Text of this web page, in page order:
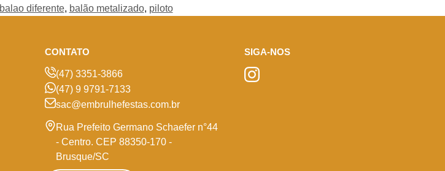
balao diferente, balão metalizado, piloto
CONTATO
(47) 3351-3866
(47) 9 9791-7133
sac@embrulhefestas.com.br
Rua Prefeito Germano Schaefer n°44
- Centro. CEP 88350-170 -
Brusque/SC
SIGA-NOS